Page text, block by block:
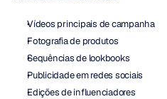
Vídeos principais de campanha
Fotografia de produtos
Sequências de lookbooks
Publicidade em redes sociais
Edições de influenciadores